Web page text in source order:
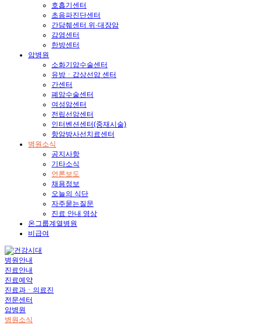
호흡기센터
초음파진단센터
간담췌센터 위·대장암
감염센터
한방센터
암병원
소화기암수술센터
유방ㆍ갑상선암 센터
간센터
폐암수술센터
여성암센터
전립선암센터
인터벤션센터(중재시술)
항암방사선치료센터
병원소식
공지사항
기타소식
언론보도
채용정보
오늘의 식단
자주묻는질문
진료 안내 영상
온그룹계열병원
비급여
병원안내
진료안내
진료예약
진료과ㆍ의료진
전문센터
암병원
병원소식